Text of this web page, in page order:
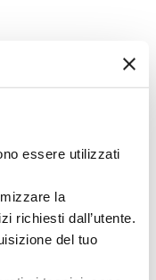
essere utilizzati
la
richiesti dall’utente.
del tuo
d’Imola
(BO)